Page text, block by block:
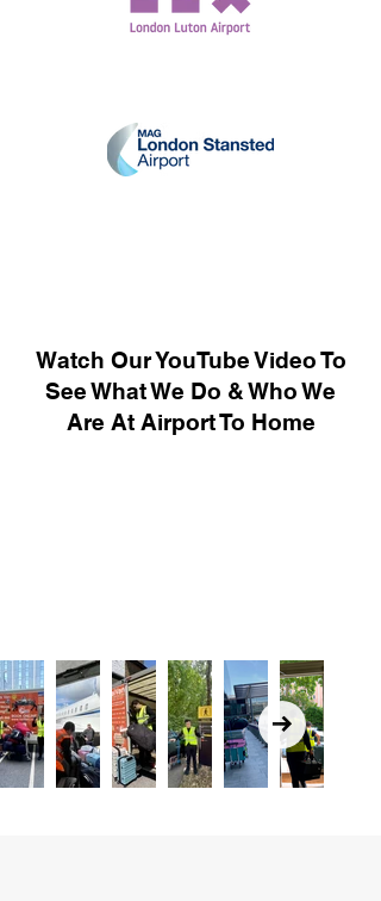
Watch Our YouTube Video To
See What We Do & Who We
Are At Airport To Home